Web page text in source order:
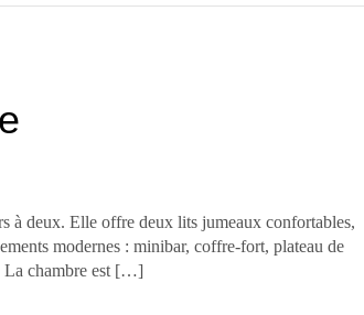
à deux. Elle offre deux lits jumeaux confortables,
modernes : minibar, coffre-fort, plateau de
La chambre est […]